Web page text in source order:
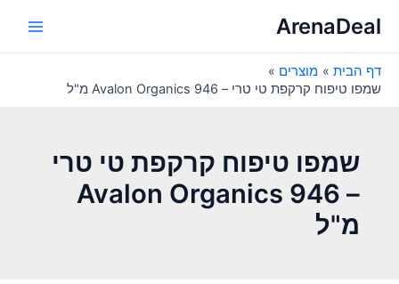
לתוכןArenaDeal
דף הבית
מוצרים
שמפו טיפוח קרקפת טי טרי – Avalon Organics 946 מ"ל
שמפו טיפוח קרקפת טי טרי
– Avalon Organics 946
מ"ל